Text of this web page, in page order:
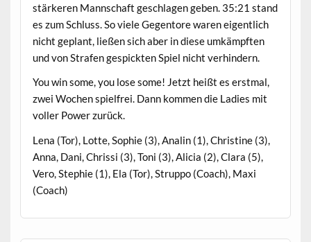
stärkeren Mannschaft geschlagen geben. 35:21 stand
es zum Schluss. So viele Gegentore waren eigentlich
nicht geplant, ließen sich aber in diese umkämpften
und von Strafen gespickten Spiel nicht verhindern.
You win some, you lose some! Jetzt heißt es erstmal,
zwei Wochen spielfrei. Dann kommen die Ladies mit
voller Power zurück.
Lena (Tor), Lotte, Sophie (3), Analin (1), Christine (3),
Anna, Dani, Chrissi (3), Toni (3), Alicia (2), Clara (5),
Vero, Stephie (1), Ela (Tor), Struppo (Coach), Maxi
(Coach)